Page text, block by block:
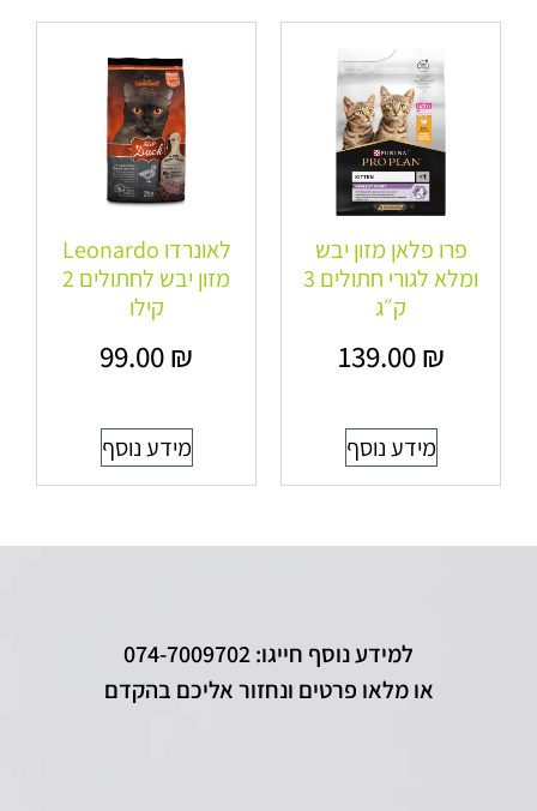
פרו פלאן מזון יבש
ומלא לגורי חתולים 3
ק״ג
139.00₪
מידע נוסף
לאונרדו Leonardo
מזון יבש לחתולים 2
קילו
99.00₪
מידע נוסף
למידע נוסף חייגו: 074-7009702
או מלאו פרטים ונחזור אליכם בהקדם